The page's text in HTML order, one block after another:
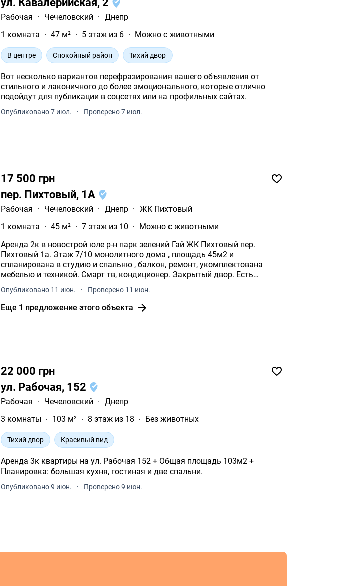
Рабочая · Чечеловский · Днепр
1 комната
47 м² 5 этаж из 6 Можно с животными
В центре Спокойный район Тихий двор
Вот несколько вариантов перефразирования вашего объявления от
стильного и лаконичного до более эмоционального, которые отлично
подойдут для публикации в соцсетях или на профильных сайтах.
Опубликовано 7 июл. · Проверено 7 июл.
17 500 грн
пер. Пихтовый, 1А
Рабочая · Чечеловский · Днепр · ЖК Пихтовый
1 комната
45 м² 7 этаж из 10
Можно с животными
Аренда 2к в новострой юле р-н парк зелений Гай ЖК Пихтовый пер.
Пихтовый 1а. Этаж 7/10 монолитного дома , площадь 45м2 и
спланирована в студию и спальню , балкон, ремонт, укомплектована
мебелью и техникой. Смарт тв, кондиционер. Закрытый двор. Есть
убежище. Можно с детьми и животными.
Опубликовано 11 июн. · Проверено 11 июн.
Еще 1 предложение этого объекта
22 000 грн
ул. Рабочая, 152
Рабочая · Чечеловский · Днепр
3 комнаты
103 м² 8 этаж из 18 Без животных
Тихий двор Красивый вид
Аренда 3к квартиры на ул. Рабочая 152 + Общая площадь 103м2 +
Планировка: большая кухня, гостиная и две спальни.
Опубликовано 9 июн. · Проверено 9 июн.